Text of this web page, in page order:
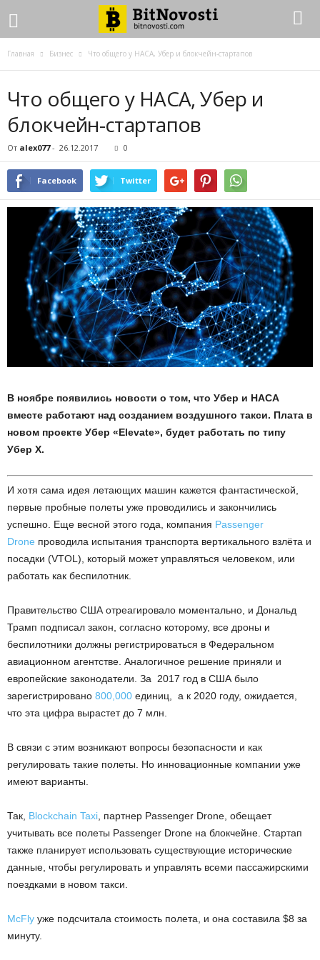
Главная Бизнес Что общего у НАСА, Убер и блокчейн-стартапов
Что общего у НАСА, Убер и
блокчейн-стартапов
От alex077- 26.12.2017 0
Facebook Twitter
В ноябре появились новости о том, что Убер и НАСА
вместе работают над созданием воздушного такси. Плата в
новом проекте Убер «Elevate», будет работать по типу
Убер Х.
И хотя сама идея летающих машин кажется фантастической,
первые пробные полеты уже проводились и закончились
успешно. Еще весной этого года, компания Passenger
Drone проводила испытания транспорта вертикального взлёта и
посадки (VTOL), который может управляться человеком, или
работать как беспилотник.
Правительство США отреагировало моментально, и Дональд
Трамп подписал закон, согласно которому, все дроны и
беспилотники должны регистрироваться в Федеральном
авиационном агентстве. Аналогичное решение приняли и
европейские законодатели. За 2017 год в США было
зарегистрировано 800,000 единиц, а к 2020 году, ожидается,
что эта цифра вырастет до 7 млн.
В связи с этим возникают вопросы безопасности и как
регулировать такие полеты. Но инновационные компании уже
имеют варианты.
Так, Blockchain Taxi , партнер Passenger Drone, обещает
учитывать все полеты Passenger Drone на блокчейне. Стартап
также планирует использовать существующие исторические
данные, чтобы регулировать и управлять всеми пассажирскими
поездками в новом такси.
McFly уже подсчитала стоимость полета, и она составила $8 за
минуту.